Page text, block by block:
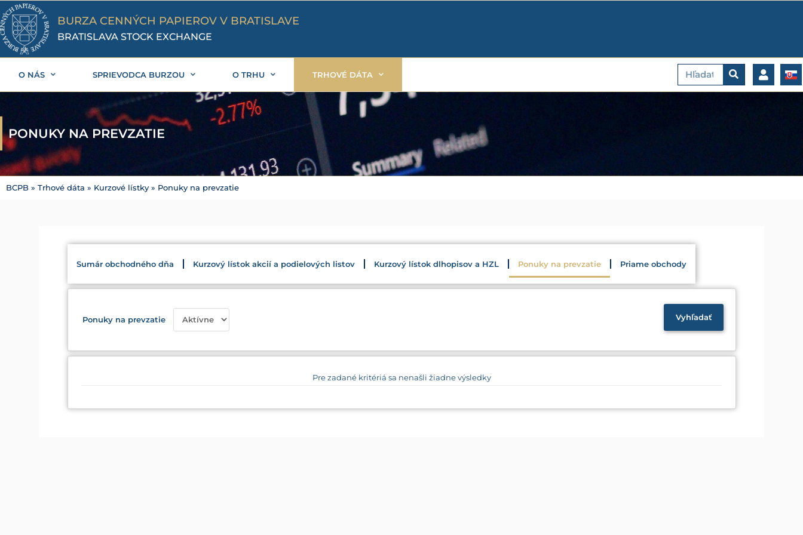
Preskočiť
na
obsah
BURZA CENNÝCH PAPIEROV V BRATISLAVE
BRATISLAVA STOCK EXCHANGE
O NÁS SPRIEVODCA BURZOU O TRHU TRHOVÉ DÁTA
Vyhľadať
PONUKY NA PREVZATIE
BCPB » Trhové dáta » Kurzové lístky » Ponuky na prevzatie
Sumár obchodného dňa Kurzový lístok akcií a podielových listov Kurzový lístok dlhopisov a HZL Ponuky na prevzatie Priame obchody
Ponuky na prevzatie
Pre zadané kritériá sa nenašli žiadne výsledky